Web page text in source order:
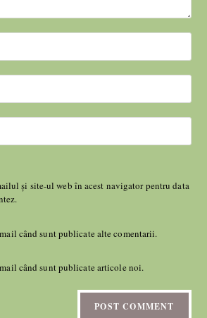
și site-ul web în acest navigator pentru data
când sunt publicate alte comentarii.
când sunt publicate articole noi.